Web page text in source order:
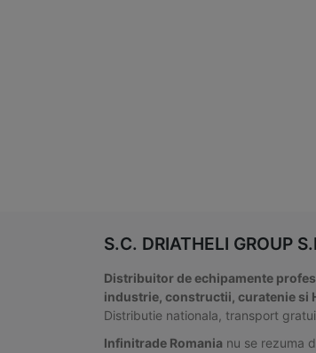
S.C. DRIATHELI GROUP
Distribuitor de echipamente
industrie, constructii, curatenie si
Distributie nationala, transport
Infinitrade Romania nu se rezuma